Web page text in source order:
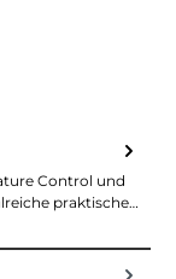
Control und
praktische…